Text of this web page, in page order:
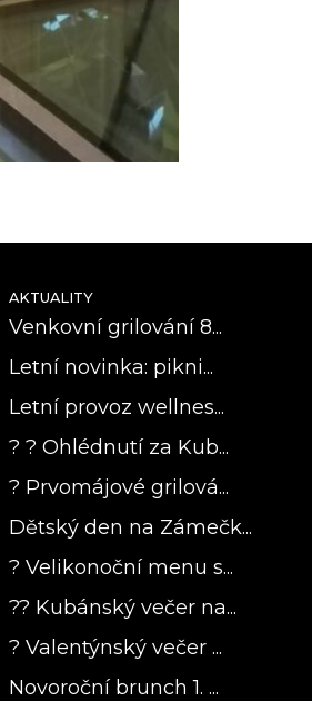
AKTUALITY
Venkovní grilování 8...
Letní novinka: pikni...
Letní provoz wellnes...
? ? Ohlédnutí za Kub...
? Prvomájové grilová...
Dětský den na Zámečk...
? Velikonoční menu s...
?? Kubánský večer na...
? Valentýnský večer ...
Novoroční brunch 1. ...